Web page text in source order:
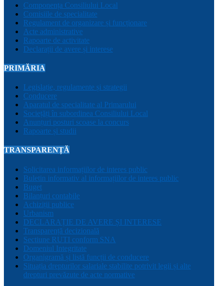
Componența Consiliului Local
Comisiile de specialitate
Regulament de organizare și funcționare
Acte administrative
Rapoarte de activitate
Declarații de avere și interese
PRIMĂRIA
Legislație, regulamente și strategii
Conducere
Aparatul de specialitate al Primarului
Sociețăți în subordinea Consiliului Local
Anunțuri posturi scoase la concurs
Rapoarte și studii
TRANSPARENȚĂ
Solicitarea informațiilor de interes public
Buletin informativ al informațiilor de interes public
Buget
Bilanțuri contabile
Achiziții publice
Urbanism
DECLARAȚIE DE AVERE ȘI INTERESE
Transparență decizională
Sectiune RUTI conform SNA
Domeniul Integritate
Organigramă și listă funcții de conducere
Situația drepturilor salariale stabilite potrivit legii și alte
drepturi prevăzute de acte normative